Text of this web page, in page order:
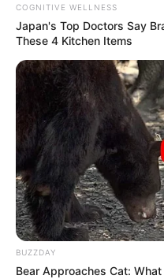
8 Kata Lucu
Minggu ala Jomblo
Ngenes
10 Desain Kanopi
Tidur, Serasa
Kamar Raja
COGNITIVE WELLNESS
Japan's Top Doctors Say
These 4 Kitchen Items
BUZZDAY
Bear Approaches Cat: